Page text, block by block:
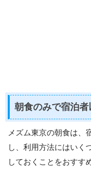
朝食のみで宿泊
メズム東京の朝食は、
し、利用方法にはいく
しておくことをおすす